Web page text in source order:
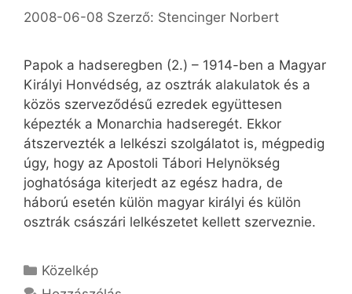
2008-06-08 Szerző: Stencinger Norbert
Papok a hadseregben (2.) – 1914-ben a Magyar
Királyi Honvédség, az osztrák alakulatok és a
közös szerveződésű ezredek együttesen
képezték a Monarchia hadseregét. Ekkor
átszervezték a lelkészi szolgálatot is, mégpedig
úgy, hogy az Apostoli Tábori Helynökség
joghatósága kiterjedt az egész hadra, de
háború esetén külön magyar királyi és külön
osztrák császári lelkészetet kellett szerveznie.
Kategória
Közelkép